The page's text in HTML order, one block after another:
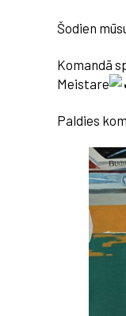
Šodien
Komandā
Meistare
Paldies